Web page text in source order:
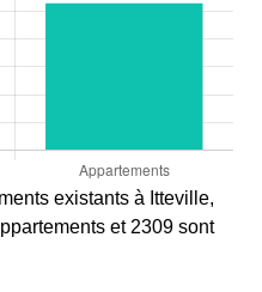
existants à Itteville,
et 2309 sont